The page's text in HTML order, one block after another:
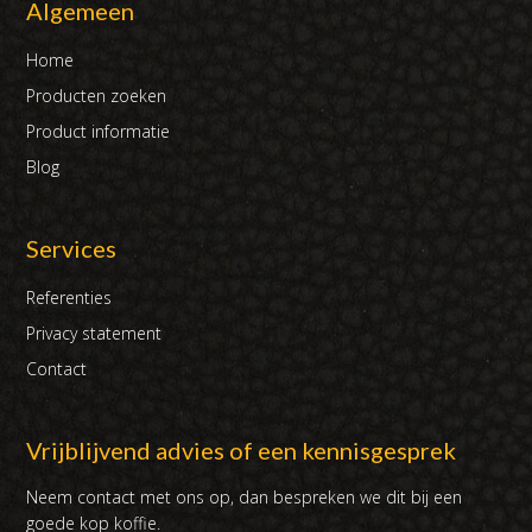
Algemeen
Home
Producten zoeken
Product informatie
Blog
Services
Referenties
Privacy statement
Contact
Vrijblijvend advies of een kennisgesprek
Neem contact met ons op, dan bespreken we dit bij een
goede kop koffie.